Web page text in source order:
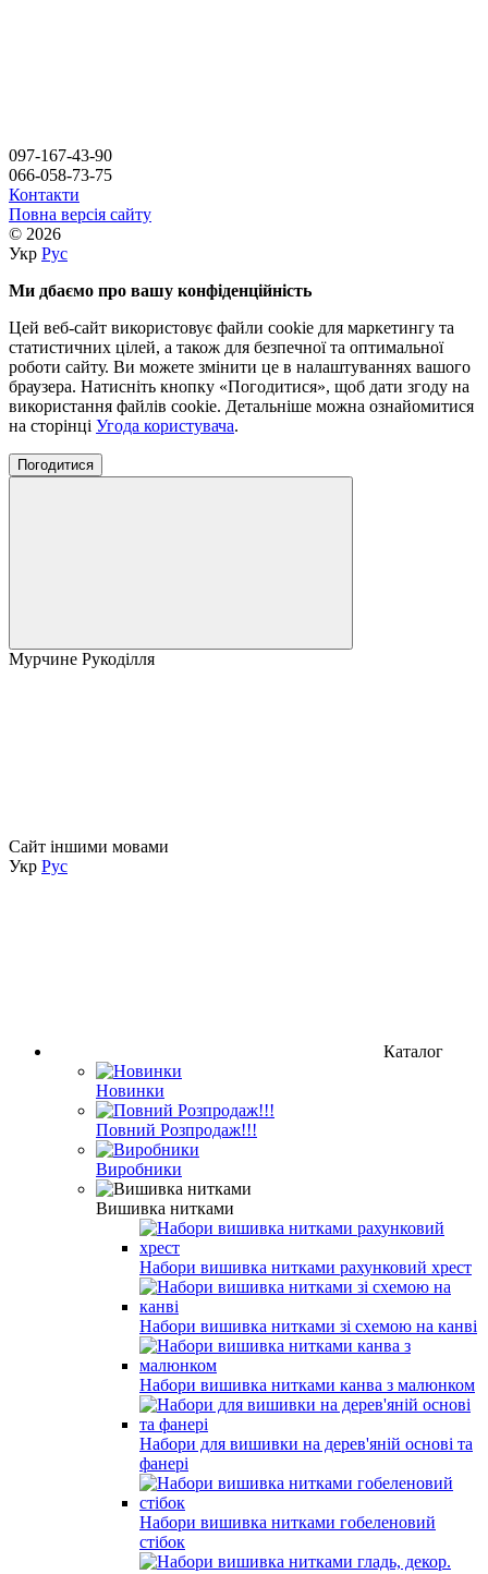
097-167-43-90
066-058-73-75
Контакти
Повна версія сайту
© 2026
Укр Рус
Ми дбаємо про вашу конфіденційність
Цей веб-сайт використовує файли cookie для маркетингу та
статистичних цілей, а також для безпечної та оптимальної
роботи сайту. Ви можете змінити це в налаштуваннях вашого
браузера. Натисніть кнопку «Погодитися», щоб дати згоду на
використання файлів cookie. Детальніше можна ознайомитися
на сторінці Угода користувача.
Погодитися
Мурчине Рукоділля
Сайт іншими мовами
Укр Рус
Каталог
Новинки
Повний Розпродаж!!!
Виробники
Вишивка нитками
Набори вишивка нитками рахунковий хрест
Набори вишивка нитками зі схемою на канві
Набори вишивка нитками канва з малюнком
Набори для вишивки на дерев'яній основі та
фанері
Набори вишивка нитками гобеленовий
стібок